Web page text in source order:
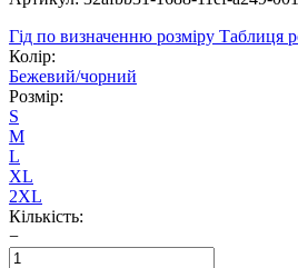
Гід по визначенню розміру Таблиця
Колір:
Бежевий/чорний
Розмір:
S
M
L
XL
2XL
Кількість:
−